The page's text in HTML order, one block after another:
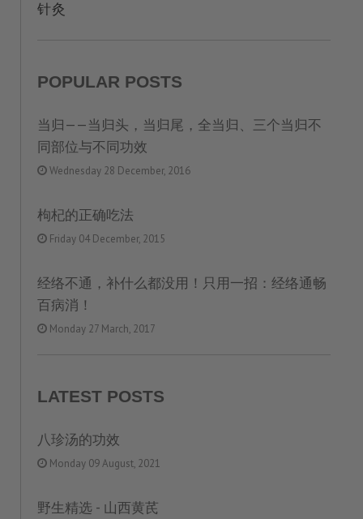
针灸
POPULAR POSTS
当归——当归头，当归尾，全当归、三个当归不
同部位与不同功效
Wednesday 28 December, 2016
枸杞的正确吃法
Friday 04 December, 2015
经络不通，补什么都没用！只用一招：经络通畅
百病消！
Monday 27 March, 2017
LATEST POSTS
八珍汤的功效
Monday 09 August, 2021
野生精选 - 山西黄芪